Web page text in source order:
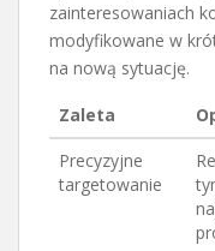
zainteresowaniach
modyfikowane w
na nową sytuację.
Zaleta
Precyzyjne
targetowanie